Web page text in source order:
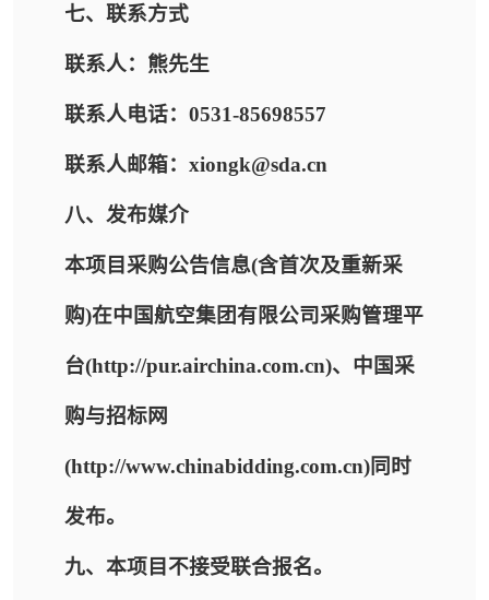
七、联系方式
联系人：熊先生
联系人电话：0531-85698557
联系人邮箱：xiongk@sda.cn
八、发布媒介
本项目采购公告信息(含首次及重新采
购)在中国航空集团有限公司采购管理平
台(http://pur.airchina.com.cn)、中国采
购与招标网
(http://www.chinabidding.com.cn)同时
发布。
九、本项目不接受联合报名。